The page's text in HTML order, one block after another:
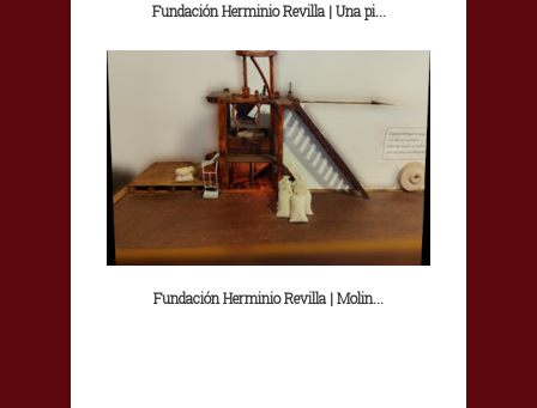
Fundación Herminio Revilla | Una pi...
Fundación Herminio Revilla | Molin...